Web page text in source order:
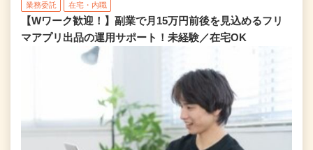
業務委託 在宅・内職
【Wワーク歓迎！】副業で月15万円前後を見込めるフリ
マアプリ出品の運用サポート！未経験／在宅OK